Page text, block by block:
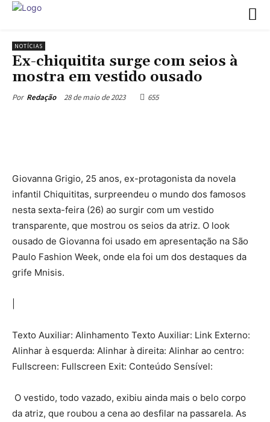
NOTÍCIAS
Ex-chiquitita surge com seios à
mostra em vestido ousado
Por Redação 28 de maio de 2023 655
Giovanna Grigio, 25 anos, ex-protagonista da novela
infantil Chiquititas, surpreendeu o mundo dos famosos
nesta sexta-feira (26) ao surgir com um vestido
transparente, que mostrou os seios da atriz. O look
ousado de Giovanna foi usado em apresentação na São
Paulo Fashion Week, onde ela foi um dos destaques da
grife Mnisis.
Texto Auxiliar: Alinhamento Texto Auxiliar: Link Externo:
Alinhar à esquerda: Alinhar à direita: Alinhar ao centro:
Fullscreen: Fullscreen Exit: Conteúdo Sensível:
O vestido, todo vazado, exibiu ainda mais o belo corpo
da atriz, que roubou a cena ao desfilar na passarela. As